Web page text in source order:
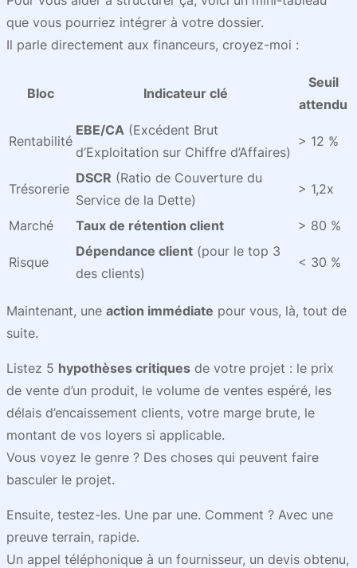
que vous pourriez intégrer à votre dossier.
Il parle directement aux financeurs, croyez-moi :
Bloc Indicateur clé
Seuil
attendu
Rentabilité
EBE/CA (Excédent Brut
d’Exploitation sur Chiffre d’Affaires)
> 12 %
Trésorerie
DSCR (Ratio de Couverture du
Service de la Dette)
> 1,2x
Marché Taux de rétention client > 80 %
Risque
Dépendance client (pour le top 3
des clients)
< 30 %
Maintenant, une action immédiate pour vous, là, tout de
suite.
Listez 5 hypothèses critiques de votre projet : le prix
de vente d’un produit, le volume de ventes espéré, les
délais d’encaissement clients, votre marge brute, le
montant de vos loyers si applicable.
Vous voyez le genre ? Des choses qui peuvent faire
basculer le projet.
Ensuite, testez-les. Une par une. Comment ? Avec une
preuve terrain, rapide.
Un appel téléphonique à un fournisseur, un devis obtenu,